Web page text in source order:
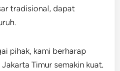
tradisional, dapat
pihak, kami berharap
Timur semakin kuat.